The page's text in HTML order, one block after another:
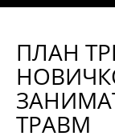
ПЛАН
ТРАВМ